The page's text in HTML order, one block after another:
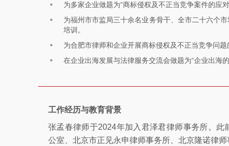
为多家企业做题为“商标侵权及不正当竞争案件的应对
为福州市市监局三十余名业务骨干、全市二十六个
培训。
为合肥市律师和企业开展商标侵权及不正当竞争问题
在企业出海发展与法律服务交流会做题为“企业出海
工作经历与教育背景
张孟春律师于2024年加入君泽君律师事务所。
公室、北京市正见永申律师事务所、北京隆诺律师